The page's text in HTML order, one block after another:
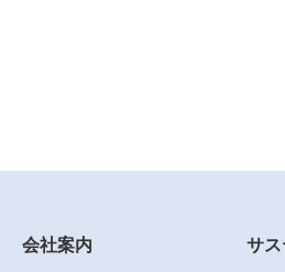
会社案内 サス